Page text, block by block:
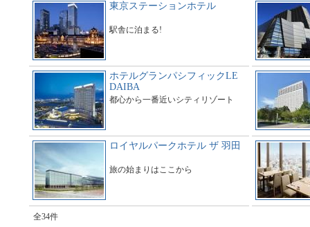
東京ステーションホテル
駅舎に泊まる!
ホテルグランパシフィックLE
DAIBA
都心から一番近いシティリゾート
ロイヤルパークホテル ザ 羽田
旅の始まりはここから
全34件